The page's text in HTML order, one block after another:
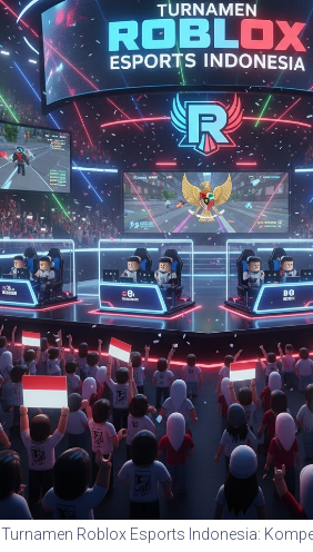
Turnamen Roblox Esports Indonesia: